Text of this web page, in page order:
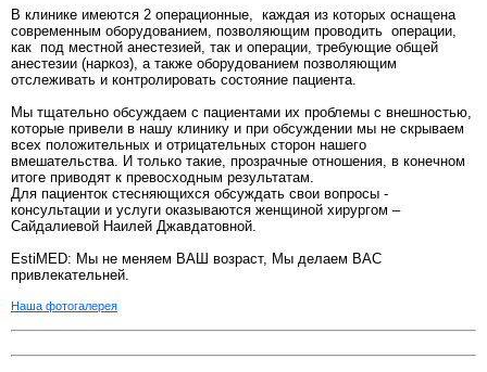
В клинике имеются 2 операционные, каждая из которых оснащена
современным оборудованием, позволяющим проводить операции,
как под местной анестезией, так и операции, требующие общей
анестезии (наркоз), а также оборудованием позволяющим
отслеживать и контролировать состояние пациента.
Мы тщательно обсуждаем с пациентами их проблемы с внешностью,
которые привели в нашу клинику и при обсуждении мы не скрываем
всех положительных и отрицательных сторон нашего
вмешательства. И только такие, прозрачные отношения, в конечном
итоге приводят к превосходным результатам.
Для пациенток стесняющихся обсуждать свои вопросы -
консультации и услуги оказываются женщиной хирургом –
Сайдалиевой Наилей Джавдатовной.
EstiMED: Мы не меняем ВАШ возраст, Мы делаем ВАС
привлекательней.
Наша фотогалерея